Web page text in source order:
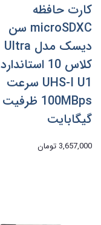
کارت حافظه
microSDXC سن
دیسک مدل Ultra
کلاس 10 استاندارد
UHS-I U1 سرعت
گیگابایت
3,657,000 تومان